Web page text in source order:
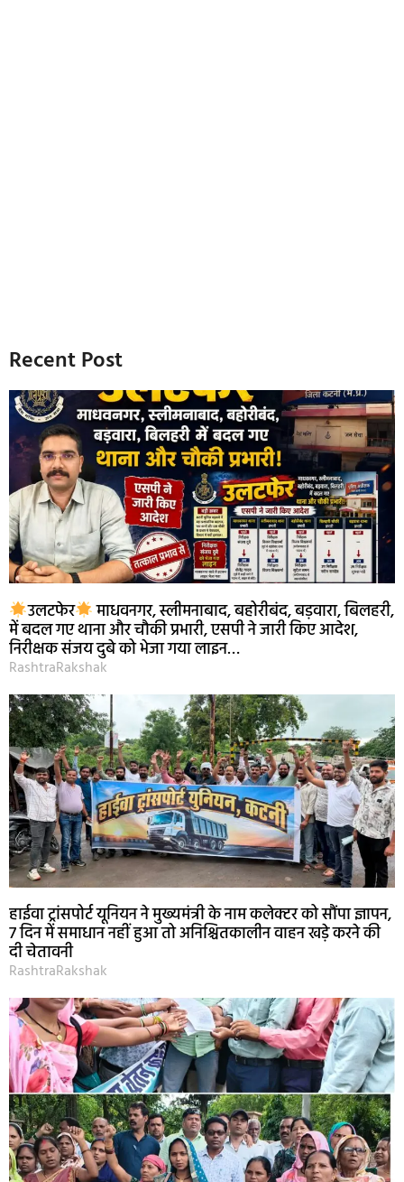
Recent Post
उलटफेर माधवनगर, स्लीमनाबाद, बहोरीबंद, बड़वारा, बिलहरी,
में बदल गए थाना और चौकी प्रभारी, एसपी ने जारी किए आदेश,
निरीक्षक संजय दुबे को भेजा गया लाइन…
RashtraRakshak
हाईवा ट्रांसपोर्ट यूनियन ने मुख्यमंत्री के नाम कलेक्टर को सौंपा ज्ञापन,
7 दिन में समाधान नहीं हुआ तो अनिश्चितकालीन वाहन खड़े करने की
दी चेतावनी
RashtraRakshak